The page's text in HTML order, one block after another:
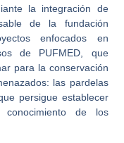
la integración de
de la fundación
enfocados en
de PUFMED, que
para la conservación
las pardelas
persigue establecer
de los